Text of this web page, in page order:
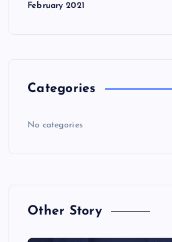
February 2021
Categories
No categories
Other Story